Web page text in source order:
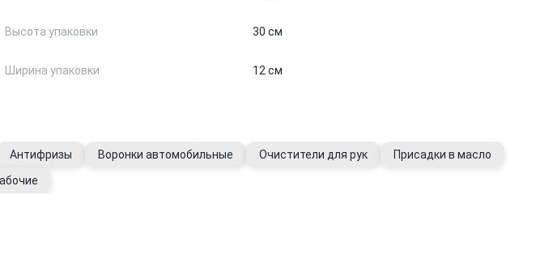
Высота упаковки 30 см
Ширина упаковки 12 см
Антифризы Воронки автомобильные Очистители для рук
Присадки в масло